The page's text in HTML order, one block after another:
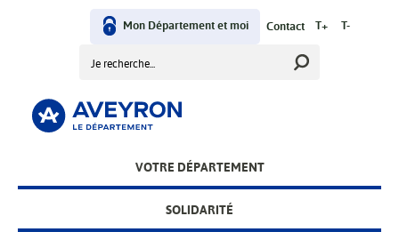
menu
Mon Département et moi Contact T+ T-
VOTRE DÉPARTEMENT
SOLIDARITÉ